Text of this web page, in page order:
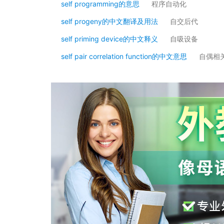
self programming的意思 程序自动化
self progeny的中文翻译及用法 自交后代
self priming device的中文释义 自吸设备
self pair correlation function的中文意思 自偶相